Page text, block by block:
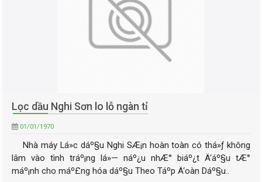
Lọc dầu Nghi Sơn lo lỗ ngàn tỉ
01/01/1970
Nhà máy Lá»c dáº§u Nghi SÆ¡n hoàn toàn có thá»ƒ không
lâm vào tình tráº¡ng lá»— náº¿u nhÆ° biáº¿t Ä‘áº§u tÆ°
máº¡nh cho máº£ng hóa dáº§u Theo Táº­p Ä‘oàn Dáº§u..